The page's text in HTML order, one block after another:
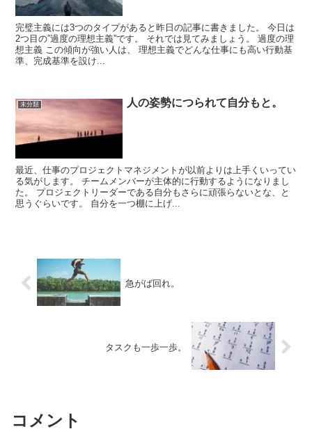
完璧主義には3つのタイプがあると昨日の記事に書きました。 今日は
2つ目の”過度の理想主義”です。 それでは見てみましょう。 過度の理
想主義 この傾向が強い人は、 理想主義でどんな仕事にも高い行動基
準、完成基準を設け...
未分類 人の姿勢につられて自分もと。
最近、仕事のプロジェクトマネジメントが以前よりは上手くいってい
る気がします。 チームメンバーが主体的に行動するようになりまし
た。 プロジェクトリーダーである自分もさらに頑張らないとな、と
思うぐらいです。 自分を一つ棚に上げ...
急がば回れ。
タスクも一歩一歩。
コメント